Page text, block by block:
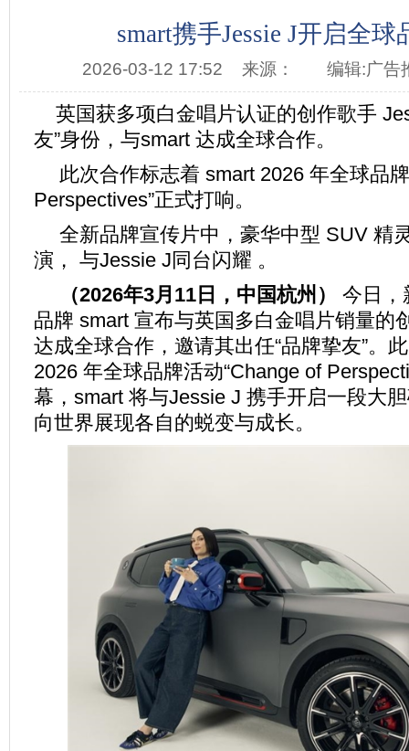
smart携手Jessie J开启全球
2026-03-12 17:52 来源： 编辑:广告
英国获多项白金唱片认证的创作歌手
友”身份，与smart 达成全球合作。
此次合作标志着 smart 2026 年全球品
Perspectives”正式打响。
全新品牌宣传片中，豪华中型 SUV 精
演， 与Jessie J同台闪耀 。
（2026年3月 11 日，中国杭州）
今日，
品牌 smart 宣布与英国多白金唱片销量的
达成全球合作，邀请其出任“品牌挚友”。
2026 年全球品牌活动“Change of
幕，smart 将与Jessie J 携手开启一段大
向世界展现各自的蜕变与成长。